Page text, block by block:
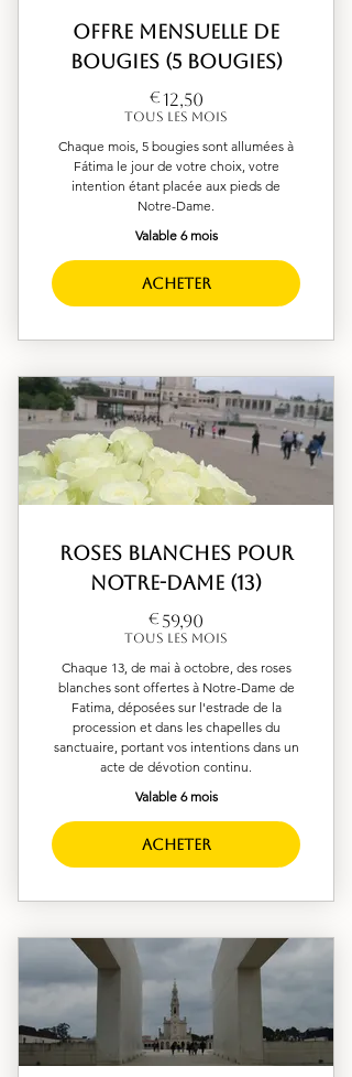
Offre mensuelle de
bougies (5 bougies)
€12,50
Tous les mois
Chaque mois, 5 bougies sont allumées à
Fátima le jour de votre choix, votre
intention étant placée aux pieds de
Notre-Dame.
Valable 6 mois
Acheter
Roses blanches pour
Notre-Dame (13)
€ 59,90
Tous les mois
Chaque 13, de mai à octobre, des roses
blanches sont offertes à Notre-Dame de
Fatima, déposées sur l'estrade de la
procession et dans les chapelles du
sanctuaire, portant vos intentions dans un
acte de dévotion continu.
Valable 6 mois
Acheter